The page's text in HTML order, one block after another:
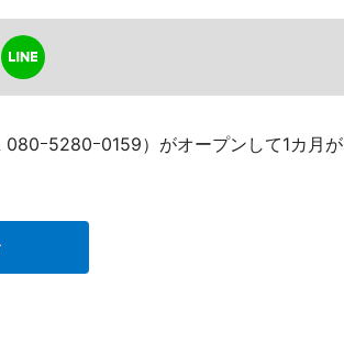
080ｰ5280ｰ0159）がオープンして1カ月が